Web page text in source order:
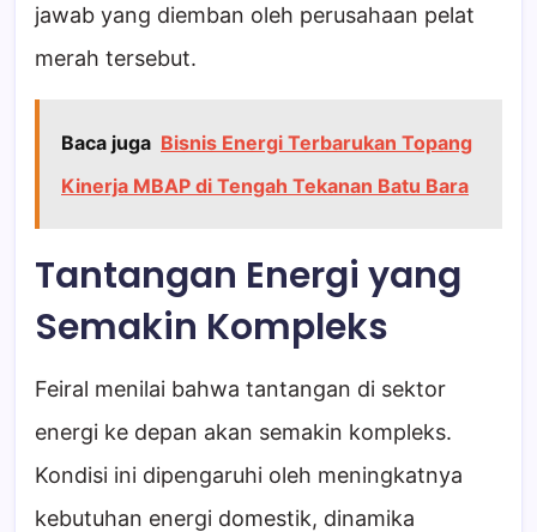
jawab yang diemban oleh perusahaan pelat
merah tersebut.
Baca juga Bisnis Energi Terbarukan Topang
Kinerja MBAP di Tengah Tekanan Batu Bara
Tantangan Energi yang
Semakin Kompleks
Feiral menilai bahwa tantangan di sektor
energi ke depan akan semakin kompleks.
Kondisi ini dipengaruhi oleh meningkatnya
kebutuhan energi domestik, dinamika